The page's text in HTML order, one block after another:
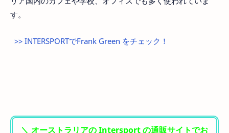
す。
>> INTERSPORTでFrank Green をチェック！
＼ オーストラリアの Intersport の通販サイトでお